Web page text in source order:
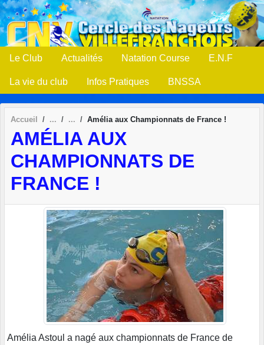
Le Club Actualités Natation Course E.N.F
La vie du club Infos Pratiques BNSSA
Accueil Amélia aux Championnats de France !
AMÉLIA AUX
CHAMPIONNATS DE
FRANCE !
Amélia Astoul a nagé aux championnats de France de
Panneau de gestion des cookies